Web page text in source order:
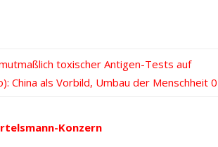
toxischer Antigen-Tests auf
China als Vorbild, Umbau der Menschheit
Konzern